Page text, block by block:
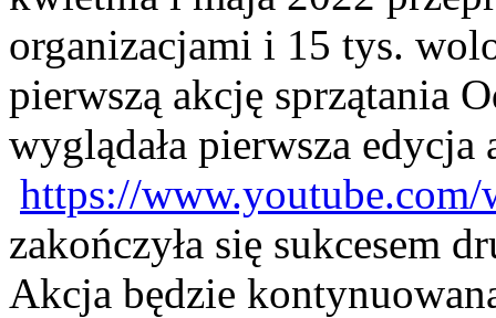
organizacjami i 15 tys.
pierwszą akcję sprzątania
wyglądała pierwsza
https://
zakończyła się sukcesem
Akcja będzie